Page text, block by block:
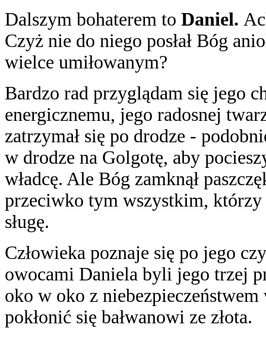
Dalszym bohaterem to Daniel.
Czyż nie do niego posłał Bóg
wielce umiłowanym?
Bardzo rad przyglądam się jego
energicznemu, jego radosnej
zatrzymał się po drodze -
w drodze na Golgotę, aby
władcę. Ale Bóg zamknął
przeciwko tym wszystkim,
sługę.
Człowieka poznaje się po jego
owocami Daniela byli jego trzej
oko w oko z
pokłonić się bałwanowi ze złota.